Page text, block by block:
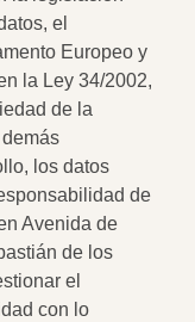
el
Europeo y
la Ley 34/2002,
de la
los datos
de
Avenida de
de los
el
con lo